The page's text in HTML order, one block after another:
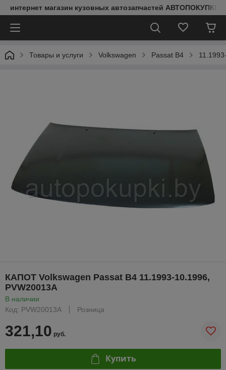
интернет магазин кузовных автозапчастей АВТОПОКУПКИ
Товары и услуги Volkswagen Passat B4
КАПОТ Volkswagen Passat B4 11.1993-10.1996,
PVW20013A
В наличии
Код: PVW20013A
Розница
321,10 руб.
Купить